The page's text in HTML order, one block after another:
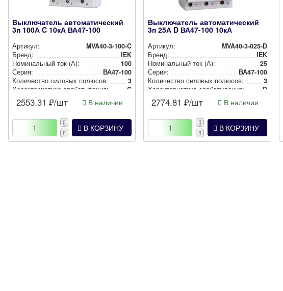
Выключатель автоматический
3п 100А C 10кА ВА47-100
Артикул:
MVA40-3-100-C
Бренд:
IEK
Номи­наль­ный ток (А):
100
Серия:
ВА47-100
Количество силовых полюсов:
3
Харак­те­рис­ти­ка сра­ба­ты­ва­ния:
C
2553.31 ₽/шт В наличии
В КОРЗИНУ
Выключатель автоматический
3п 25А D ВА47-100 10кА
Артикул:
MVA40-3-025-D
Бренд:
IEK
Номи­наль­ный ток (А):
25
Серия:
ВА47-100
Количество силовых полюсов:
3
Харак­те­рис­ти­ка сра­ба­ты­ва­ния:
D
2774.81 ₽/шт В наличии
В КОРЗИНУ